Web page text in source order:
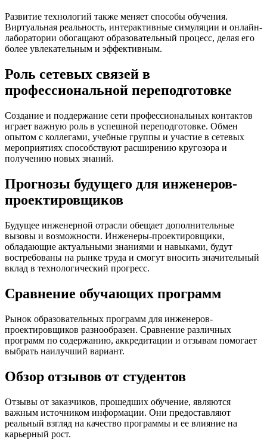
Развитие технологий также меняет способы обучения.
Виртуальная реальность, интерактивные симуляции и онлайн-
лаборатории обогащают образовательный процесс, делая его
более увлекательным и эффективным.
Роль сетевых связей в
профессиональной переподготовке
Создание и поддержание сети профессиональных контактов
играет важную роль в успешной переподготовке. Обмен
опытом с коллегами, учебные группы и участие в сетевых
мероприятиях способствуют расширению кругозора и
получению новых знаний.
Прогнозы будущего для инженеров-
проектировщиков
Будущее инженерной отрасли обещает дополнительные
вызовы и возможности. Инженеры-проектировщики,
обладающие актуальными знаниями и навыками, будут
востребованы на рынке труда и смогут вносить значительный
вклад в технологический прогресс.
Сравнение обучающих программ
Рынок образовательных программ для инженеров-
проектировщиков разнообразен. Сравнение различных
программ по содержанию, аккредитации и отзывам помогает
выбрать наилучший вариант.
Обзор отзывов от студентов
Отзывы от заказчиков, прошедших обучение, являются
важным источником информации. Они предоставляют
реальный взгляд на качество программы и ее влияние на
карьерный рост.